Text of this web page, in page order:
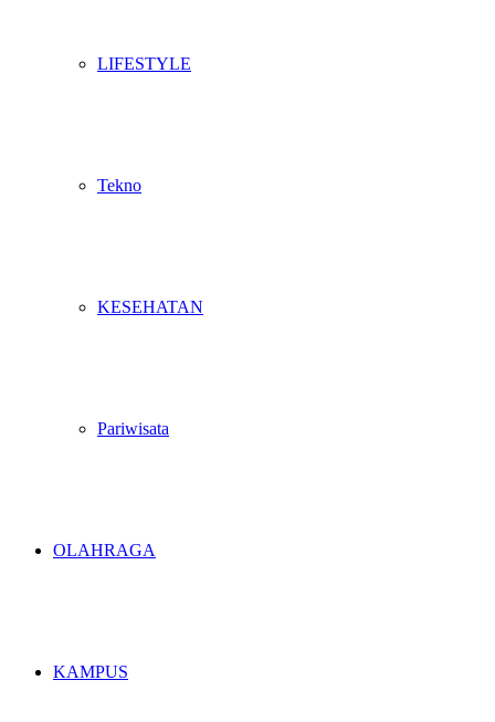
LIFESTYLE
Tekno
KESEHATAN
Pariwisata
OLAHRAGA
KAMPUS